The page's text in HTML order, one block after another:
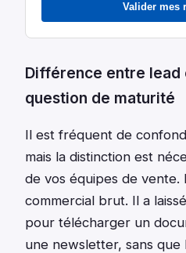
Valider mes
Différence entre lead
question de maturité
Il est fréquent de
mais la distinction est
de vos équipes de vente.
commercial brut. Il a
pour télécharger un
une newsletter, sans que